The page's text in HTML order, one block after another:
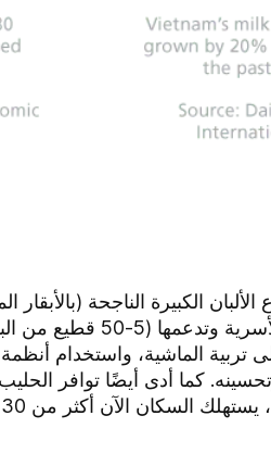
الألبان الكبيرة الناجحة
الدولة أيضًا
تربية الماشية، واستخدام
كما أدى أيضًا توافر
أكثر من 30 مرة من الحليب الذي حصل عليه آباؤهم في 1990.